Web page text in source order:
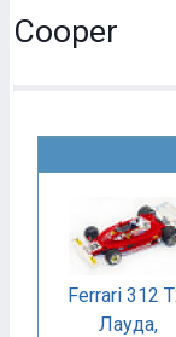
Cooper
Ferrari 312
Лауда,